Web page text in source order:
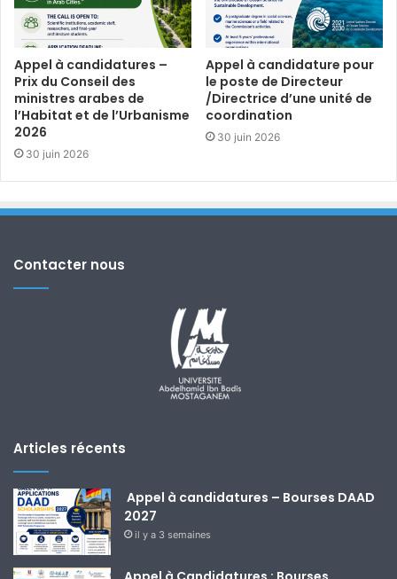
Appel à candidatures –
Prix du Conseil des
ministres arabes de
l’Habitat et de l’Urbanisme
2026
30 juin 2026
Appel à candidature pour
le poste de Directeur
/Directrice d’une unité de
coordination
30 juin 2026
Contacter nous
Articles récents
Appel à candidatures – Bourses DAAD
2027
il y a 3 semaines